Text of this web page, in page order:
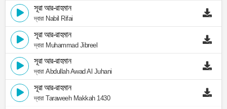
সূরা আর-রাহমান
দ্বারা Nabil Rifai
সূরা আর-রাহমান
দ্বারা Muhammad Jibreel
সূরা আর-রাহমান
দ্বারা Abdullah Awad Al Juhani
সূরা আর-রাহমান
দ্বারা Taraweeh Makkah 1430